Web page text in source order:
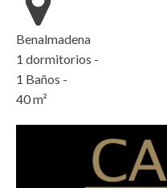
Benalmadena
1 dormitorios -
1 Baños -
40m²